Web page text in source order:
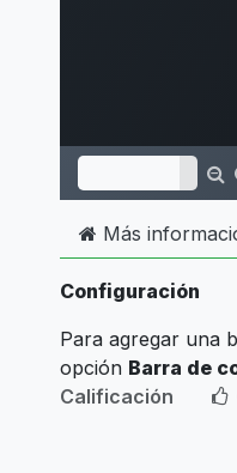
Más
Configuración
Para agregar una
opción Barra de
Calificación